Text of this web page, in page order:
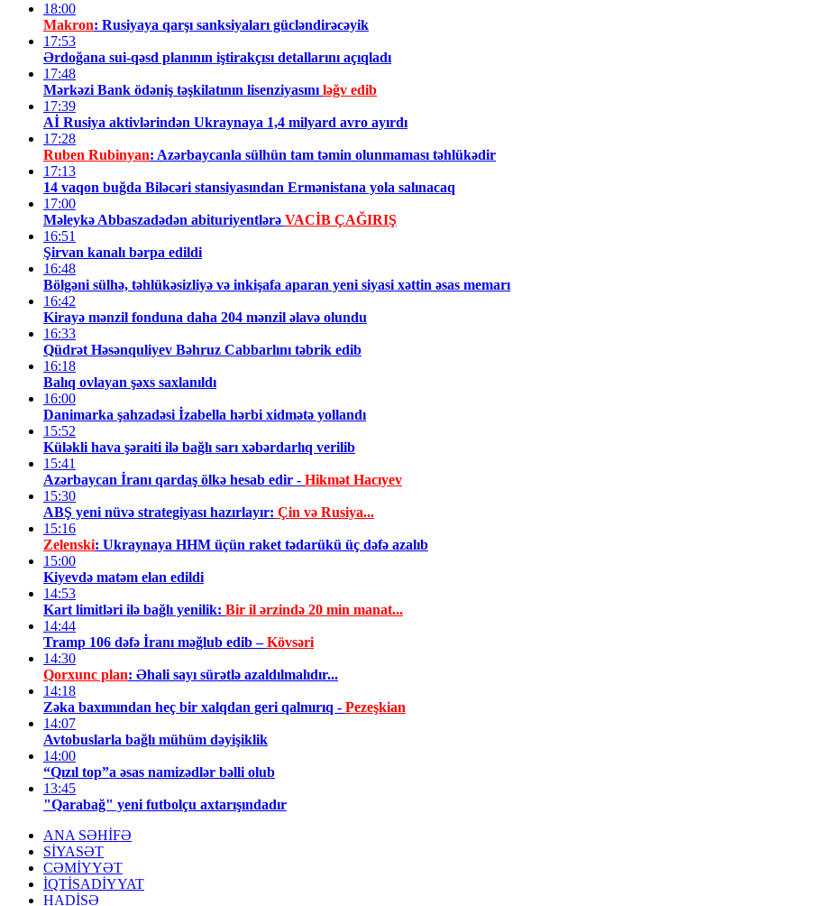
18:00
Makron: Rusiyaya qarşı sanksiyaları gücləndirəcəyik
17:53
Ərdoğana sui-qəsd planının iştirakçısı detallarını açıqladı
17:48
Mərkəzi Bank ödəniş təşkilatının lisenziyasını ləğv edib
17:39
Aİ Rusiya aktivlərindən Ukraynaya 1,4 milyard avro ayırdı
17:28
Ruben Rubinyan: Azərbaycanla sülhün tam təmin olunmaması təhlükədir
17:13
14 vaqon buğda Biləcəri stansiyasından Ermənistana yola salınacaq
17:00
Məleykə Abbaszadədən abituriyentlərə VACİB ÇAĞIRIŞ
16:51
Şirvan kanalı bərpa edildi
16:48
Bölgəni sülhə, təhlükəsizliyə və inkişafa aparan yeni siyasi xəttin əsas memarı
16:42
Kirayə mənzil fonduna daha 204 mənzil əlavə olundu
16:33
Qüdrət Həsənquliyev Bəhruz Cabbarlını təbrik edib
16:18
Balıq ovlayan şəxs saxlanıldı
16:00
Danimarka şahzadəsi İzabella hərbi xidmətə yollandı
15:52
Küləkli hava şəraiti ilə bağlı sarı xəbərdarlıq verilib
15:41
Azərbaycan İranı qardaş ölkə hesab edir - Hikmət Hacıyev
15:30
ABŞ yeni nüvə strategiyası hazırlayır: Çin və Rusiya...
15:16
Zelenski: Ukraynaya HHM üçün raket tədarükü üç dəfə azalıb
15:00
Kiyevdə matəm elan edildi
14:53
Kart limitləri ilə bağlı yenilik: Bir il ərzində 20 min manat...
14:44
Tramp 106 dəfə İranı məğlub edib –Kövsəri
14:30
Qorxunc plan: Əhali sayı sürətlə azaldılmalıdır...
14:18
Zəka baxımından heç bir xalqdan geri qalmırıq - Pezeşkian
14:07
Avtobuslarla bağlı mühüm dəyişiklik
14:00
“Qızıl top”a əsas namizədlər bəlli olub
13:45
"Qarabağ" yeni futbolçu axtarışındadır
ANA SƏHİFƏ
SİYASƏT
CƏMİYYƏT
İQTİSADİYYAT
HADİSƏ